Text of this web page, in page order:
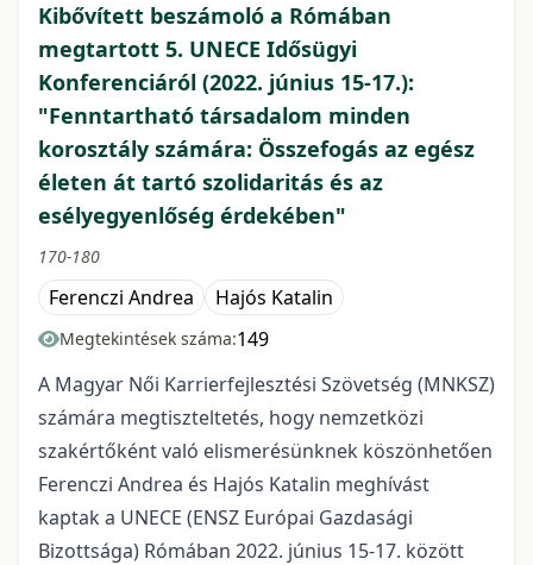
Kibővített beszámoló a Rómában
megtartott 5. UNECE Idősügyi
Konferenciáról (2022. június 15-17.):
"Fenntartható társadalom minden
korosztály számára: Összefogás az egész
életen át tartó szolidaritás és az
esélyegyenlőség érdekében"
170-180
Ferenczi Andrea Hajós Katalin
Megtekintések száma:149
A Magyar Női Karrierfejlesztési Szövetség (MNKSZ)
számára megtiszteltetés, hogy nemzetközi
szakértőként való elismerésünknek köszönhetően
Ferenczi Andrea és Hajós Katalin meghívást
kaptak a UNECE (ENSZ Európai Gazdasági
Bizottsága) Rómában 2022. június 15-17. között